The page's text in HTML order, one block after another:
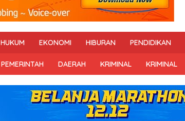
HUKUM EKONOMI HIBURAN PENDIDIKAN
PEMERINTAH DAERAH KRIMINAL KRIMINAL